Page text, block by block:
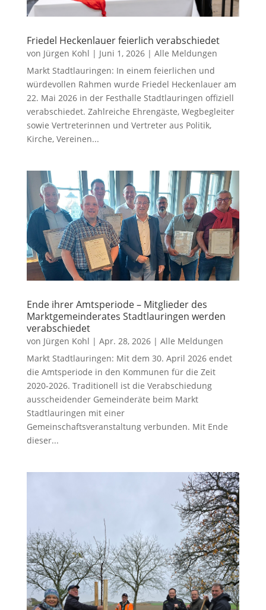
Friedel Heckenlauer feierlich verabschiedet
von Jürgen Kohl | Juni 1, 2026| Alle Meldungen
Markt Stadtlauringen: In einem feierlichen und
würdevollen Rahmen wurde Friedel Heckenlauer am
22. Mai 2026 in der Festhalle Stadtlauringen offiziell
verabschiedet. Zahlreiche Ehrengäste, Wegbegleiter
sowie Vertreterinnen und Vertreter aus Politik,
Kirche, Vereinen...
Ende ihrer Amtsperiode – Mitglieder des
Marktgemeinderates Stadtlauringen werden
verabschiedet
von Jürgen Kohl | Apr. 28, 2026| Alle Meldungen
Markt Stadtlauringen: Mit dem 30. April 2026 endet
die Amtsperiode in den Kommunen für die Zeit
2020-2026. Traditionell ist die Verabschiedung
ausscheidender Gemeinderäte beim Markt
Stadtlauringen mit einer
Gemeinschaftsveranstaltung verbunden. Mit Ende
dieser...